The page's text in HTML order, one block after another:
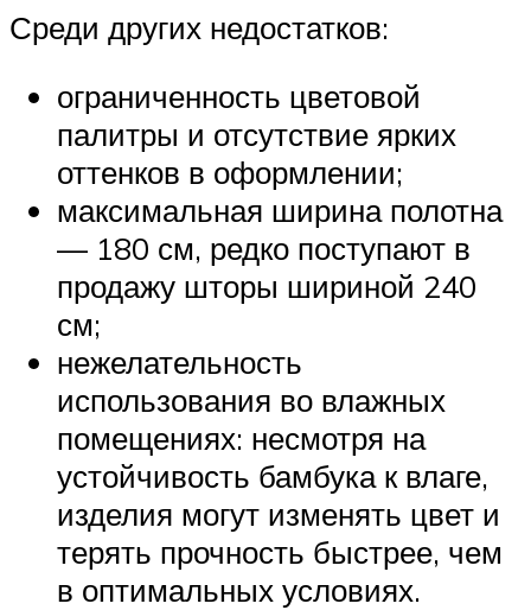
Среди других недостатков:
ограниченность цветовой
палитры и отсутствие ярких
оттенков в оформлении;
максимальная ширина полотна
— 180 см, редко поступают в
продажу шторы шириной 240
см;
нежелательность
использования во влажных
помещениях: несмотря на
устойчивость бамбука к влаге,
изделия могут изменять цвет и
терять прочность быстрее, чем
в оптимальных условиях.